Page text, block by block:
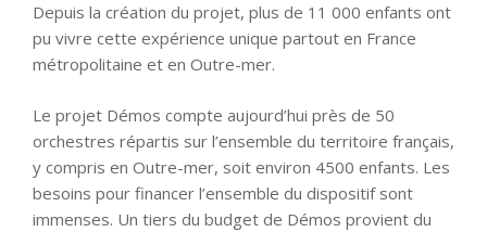
Depuis la création du projet, plus de 11 000 enfants ont
pu vivre cette expérience unique partout en France
métropolitaine et en Outre-mer.
Le projet Démos compte aujourd’hui près de 50
orchestres répartis sur l’ensemble du territoire français,
y compris en Outre-mer, soit environ 4500 enfants. Les
besoins pour financer l’ensemble du dispositif sont
immenses. Un tiers du budget de Démos provient du